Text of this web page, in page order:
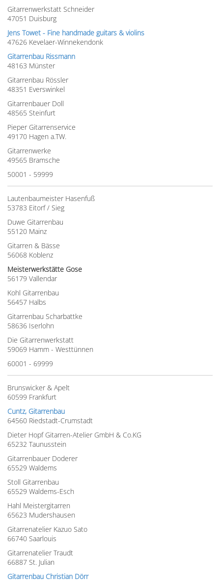
Gitarrenwerkstatt Schneider
47051 Duisburg
Jens Towet - Fine handmade guitars & violins
47626 Kevelaer-Winnekendonk
Gitarrenbau Rissmann
48163 Münster
Gitarrenbau Rössler
48351 Everswinkel
Gitarrenbauer Doll
48565 Steinfurt
Pieper Gitarrenservice
49170 Hagen a.TW.
Gitarrenwerke
49565 Bramsche
50001 - 59999
Lautenbaumeister Hasenfuß
53783 Eitorf / Sieg
Duwe Gitarrenbau
55120 Mainz
Gitarren & Bässe
56068 Koblenz
Meisterwerkstätte Gose
56179 Vallendar
Kohl Gitarrenbau
56457 Halbs
Gitarrenbau Scharbattke
58636 Iserlohn
Die Gitarrenwerkstatt
59069 Hamm - Westtünnen
60001 - 69999
Brunswicker & Apelt
60599 Frankfurt
Cuntz, Gitarrenbau
64560 Riedstadt-Crumstadt
Dieter Hopf Gitarren-Atelier GmbH & Co.KG
65232 Taunusstein
Gitarrenbauer Doderer
65529 Waldems
Stoll Gitarrenbau
65529 Waldems-Esch
Hahl Meistergitarren
65623 Mudershausen
Gitarrenatelier Kazuo Sato
66740 Saarlouis
Gitarrenatelier Traudt
66887 St. Julian
Gitarrenbau Christian Dörr